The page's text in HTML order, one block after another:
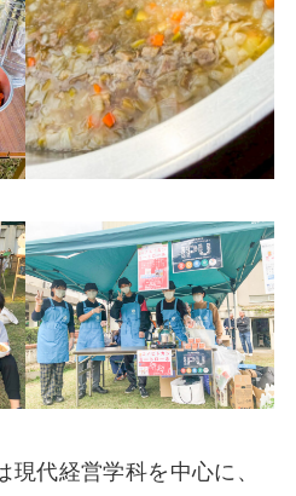
代経営学科を中心に、